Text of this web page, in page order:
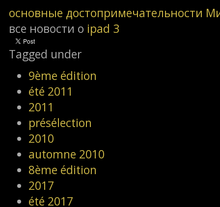
основные достопримечательности
все новости о ipad 3
Tagged under
9ème édition
été 2011
2011
présélection
2010
automne 2010
8ème édition
2017
été 2017